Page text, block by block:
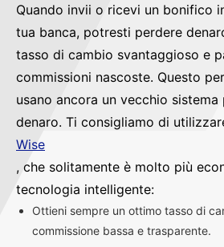
Quando invii o ricevi un bonifico
tua banca, potresti perdere
tasso di cambio svantaggioso e
commissioni nascoste. Questo
usano ancora un vecchio
denaro. Ti consigliamo di
Wise
, che solitamente è molto più
tecnologia intelligente:
Ottieni sempre un ottimo tasso di
commissione bassa e trasparente.